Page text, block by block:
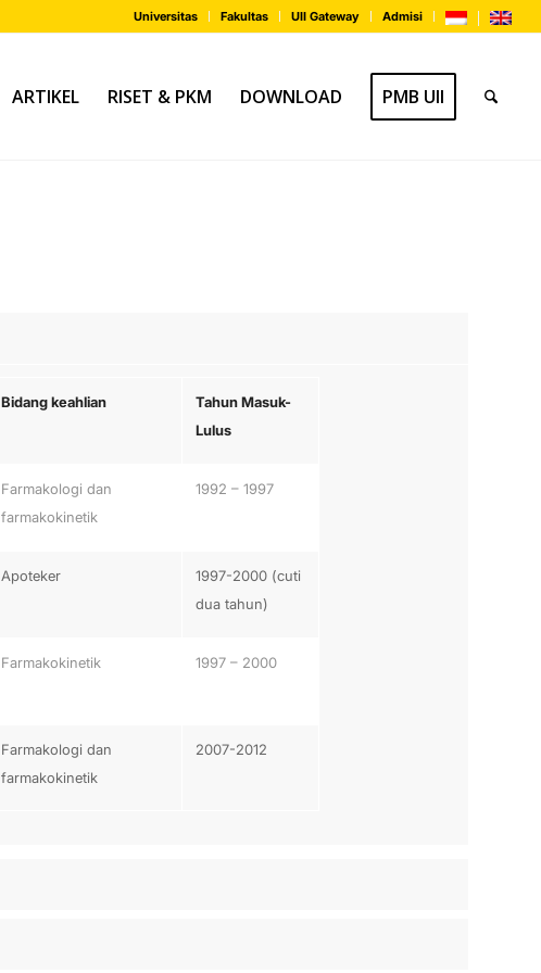
Universitas Fakultas UII Gateway Admisi
ARTIKEL RISET & PKM DOWNLOAD PMB UII
Bidang keahlian
Tahun Masuk-
Lulus
Farmakologi dan
farmakokinetik
1992 – 1997
Apoteker
1997-2000 (cuti
dua tahun)
Farmakokinetik 1997 – 2000
Farmakologi dan
farmakokinetik
2007-2012